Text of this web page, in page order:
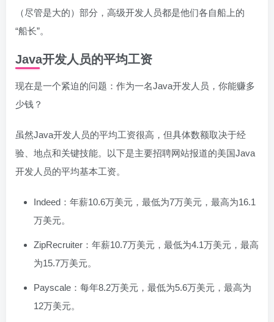
（尽管是大的）部分，高级开发人员都是他们各自船上的
“船长”。
Java开发人员的平均工资
现在是一个紧迫的问题：作为一名Java开发人员，你能赚多
少钱？
虽然Java开发人员的平均工资很高，但具体数额取决于经
验、地点和关键技能。以下是主要招聘网站报道的美国Java
开发人员的平均基本工资。
Indeed：年薪10.6万美元，最低为7万美元，最高为16.1
万美元。
ZipRecruiter：年薪10.7万美元，最低为4.1万美元，最高
为15.7万美元。
Payscale：每年8.2万美元，最低为5.6万美元，最高为
12万美元。